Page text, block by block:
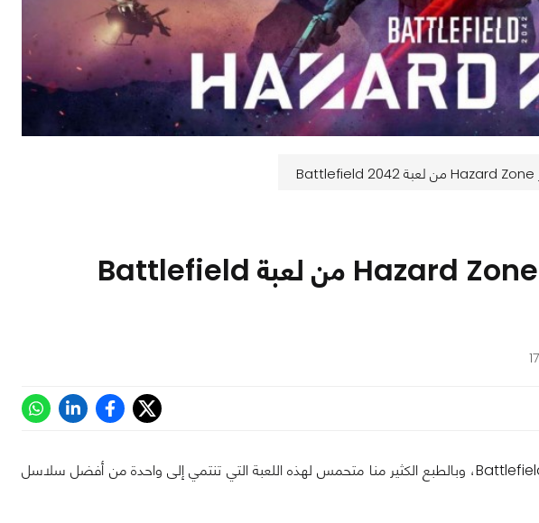
إليك كل ما تريد معرفته عن طور Hazard Zone من لعبة Battlefield
تفصلنا أيام قليلة جداً عن موعد الإطلاق الرسمي للعبة Battlefield 2042، وبالطبع الكثير منا متحمس لهذه اللعبة التي تنتمي إلى واحدة من أفضل سلاسل